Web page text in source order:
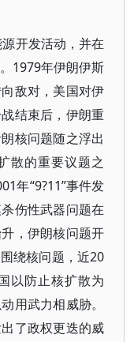
开发活动，并在
1979年伊朗伊斯
敌对，美国对伊
结束后，伊朗重
核问题随之浮出
散的重要议题之
年“9?11”事件发
伤性武器问题在
，伊朗核问题开
绕核问题，近20
以防止核扩散为
用武力相威胁。
了政权更迭的威